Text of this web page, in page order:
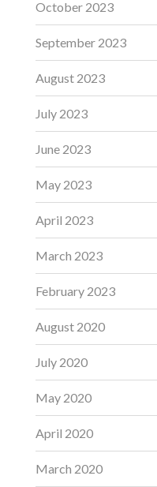
October 2023
September 2023
August 2023
July 2023
June 2023
May 2023
April 2023
March 2023
February 2023
August 2020
July 2020
May 2020
April 2020
March 2020